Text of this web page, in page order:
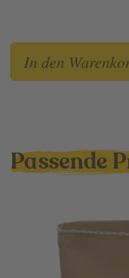
Passende